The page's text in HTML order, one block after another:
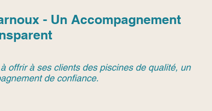
- Un Accompagnement
offrir à ses clients des piscines de qualité, un
de confiance.